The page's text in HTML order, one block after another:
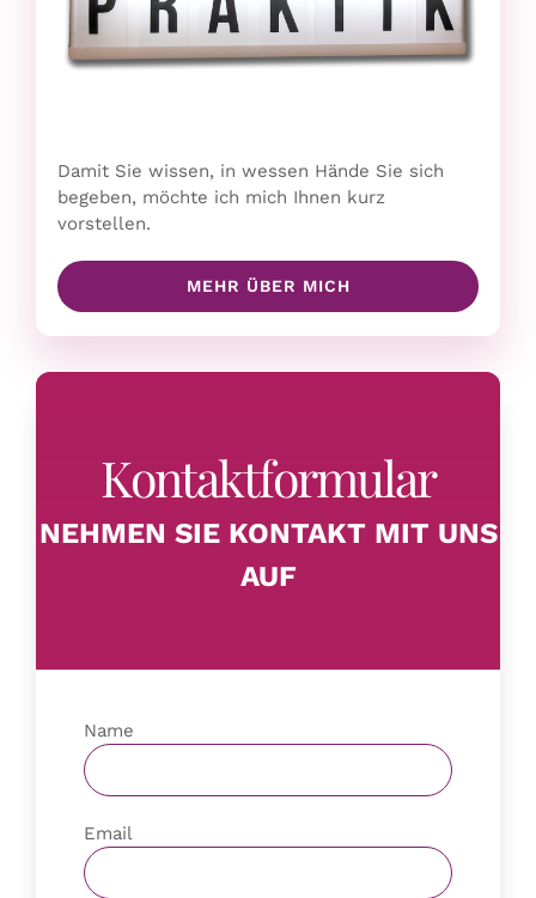
Damit Sie wissen, in wessen Hände Sie sich
begeben, möchte ich mich Ihnen kurz
vorstellen.
MEHR ÜBER MICH
NEHMEN SIE KONTAKT MIT UNS
AUF
Name
Email